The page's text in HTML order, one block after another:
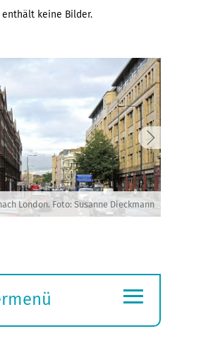
enthält keine Bilder.
London. Foto: Susanne Dieckmann
≡